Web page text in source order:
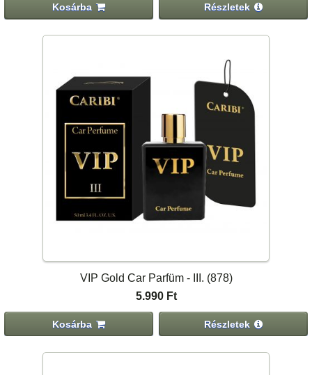
Kosárba Részletek
VIP Gold Car Parfüm - III. (878)
5.990 Ft
Kosárba Részletek